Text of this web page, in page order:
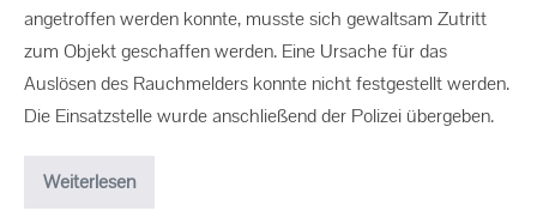
angetroffen werden konnte, musste sich gewaltsam Zutritt
zum Objekt geschaffen werden. Eine Ursache für das
Auslösen des Rauchmelders konnte nicht festgestellt werden.
Die Einsatzstelle wurde anschließend der Polizei übergeben.
Weiterlesen